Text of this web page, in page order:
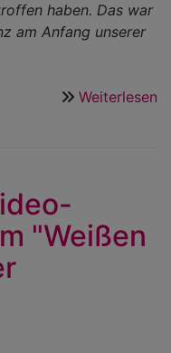
haben. Das war
am Anfang unserer
Weiterlesen
"Weißen